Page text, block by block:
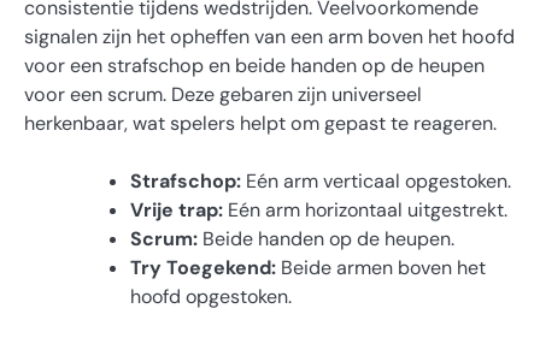
consistentie tijdens wedstrijden. Veelvoorkomende
signalen zijn het opheffen van een arm boven het hoofd
voor een strafschop en beide handen op de heupen
voor een scrum. Deze gebaren zijn universeel
herkenbaar, wat spelers helpt om gepast te reageren.
Strafschop: Eén arm verticaal opgestoken.
Vrije trap: Eén arm horizontaal uitgestrekt.
Scrum: Beide handen op de heupen.
Try Toegekend: Beide armen boven het
hoofd opgestoken.